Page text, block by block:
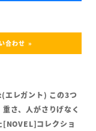
合わせ
レガント) この3つ
さ、人がさりげなく
[NOVEL]コレクショ